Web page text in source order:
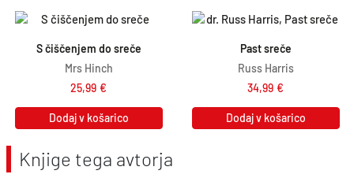
S čiščenjem do sreče
Mrs Hinch
25,99 €
Dodaj v košarico
Past sreče
Russ Harris
34,99 €
Dodaj v košarico
Knjige tega avtorja